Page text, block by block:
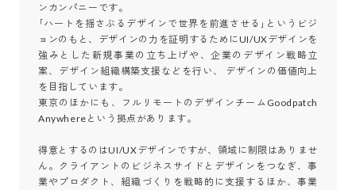
ンカンパニーです。
｢ハートを揺さぶるデザインで世界を前進させる｣というビジ
ョンのもと、デザインの力を証明するためにUI/UXデザインを
強みとした新規事業の立ち上げや、企業のデザイン戦略立
案、デザイン組織構築支援などを行い、 デザインの価値向上
を目指しています。
東京のほかにも、フルリモートのデザインチームGoodpatch
Anywhereという拠点があります。
得意とするのはUI/UXデザインですが、領域に制限はありませ
ん。クライアントのビジネスサイドとデザインをつなぎ、事
業やプロダクト、組織づくりを戦略的に支援するほか、事業